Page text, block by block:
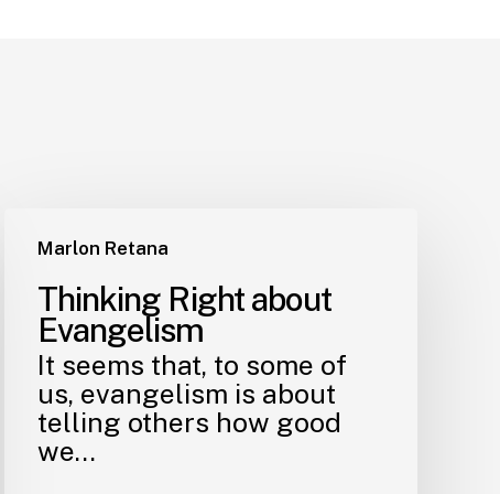
Marlon Retana
Thinking Right about
Evangelism
It seems that, to some of
us, evangelism is about
telling others how good
we…